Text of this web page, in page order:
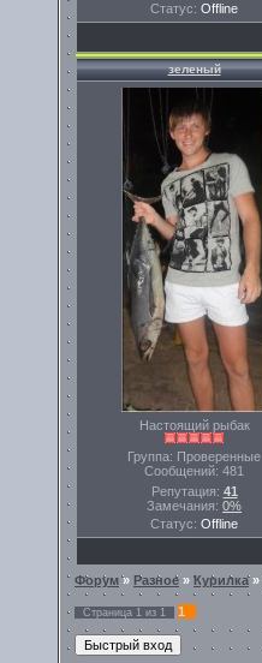
Статус: Offline
зеленый
Настоящий рыбак
Группа: Проверенные
Сообщений: 481
Репутация: 41
Замечания: 0%
Статус: Offline
Форум» Разное » Курилка»
Страница 1 из 1 1